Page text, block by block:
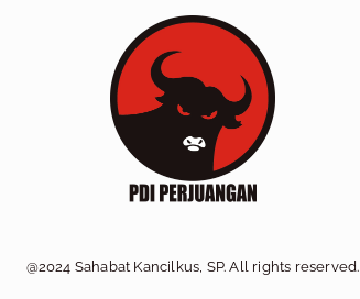
@2024 Sahabat Kancilkus, SP. All rights reserved.